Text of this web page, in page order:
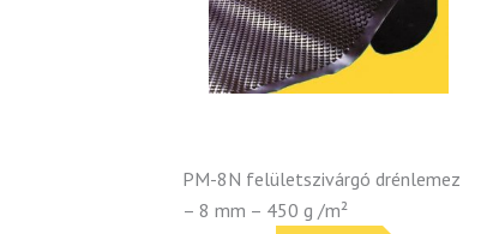
PM-8N felületszivárgó drénlemez
– 8 mm – 450 g /m²